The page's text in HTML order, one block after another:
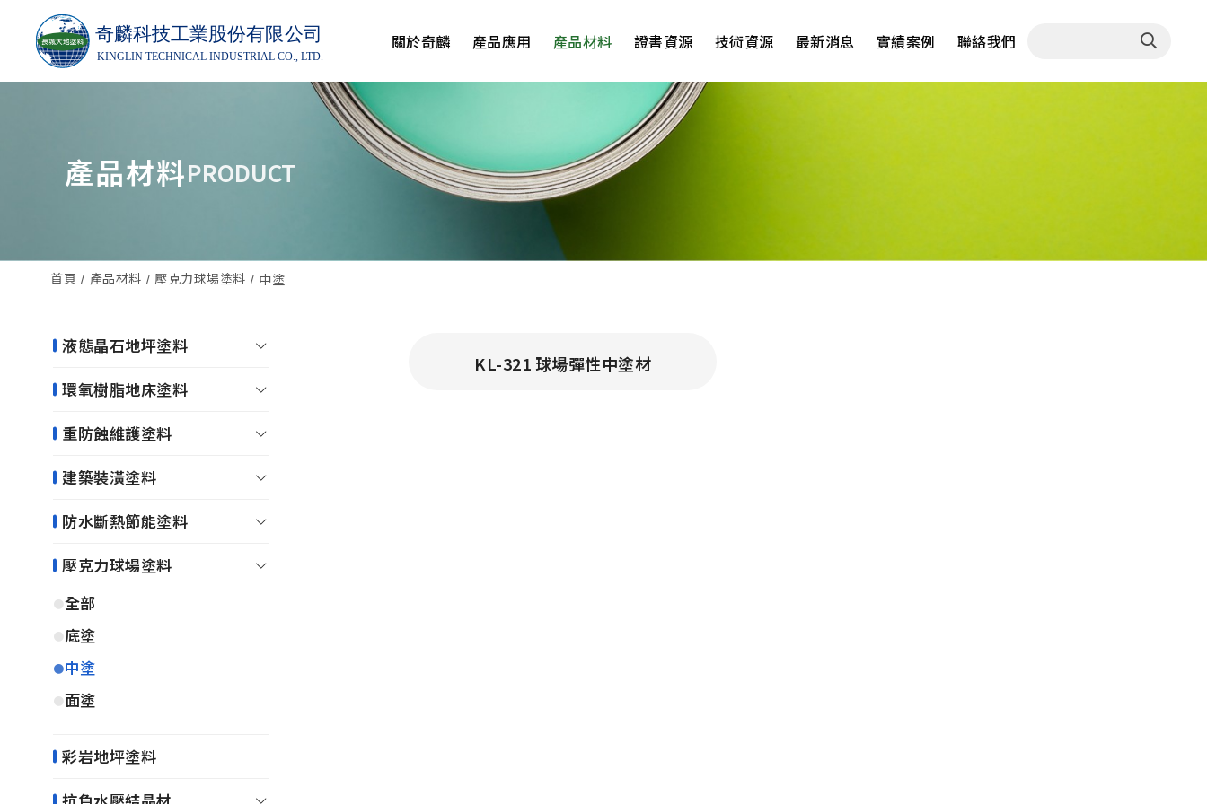
關於奇麟 產品應用 產品材料 證書資源 技術資源 最新消息 實績案例 聯絡我們
產品材料PRODUCT
首頁 產品材料 壓克力球場塗料 中塗
液態晶石地坪塗料
環氧樹脂地床塗料
重防蝕維護塗料
建築裝潢塗料
防水斷熱節能塗料
壓克力球場塗料
全部
底塗
中塗
面塗
彩岩地坪塗料
KL-321 球場彈性中塗材